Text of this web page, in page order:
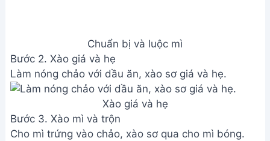
Chuẩn bị và luộc mì
Bước 2. Xào giá và hẹ
Làm nóng chảo với dầu ăn, xào sơ giá và hẹ.
Xào giá và hẹ
Bước 3. Xào mì và trộn
Cho mì trứng vào chảo, xào sơ qua cho mì bóng.